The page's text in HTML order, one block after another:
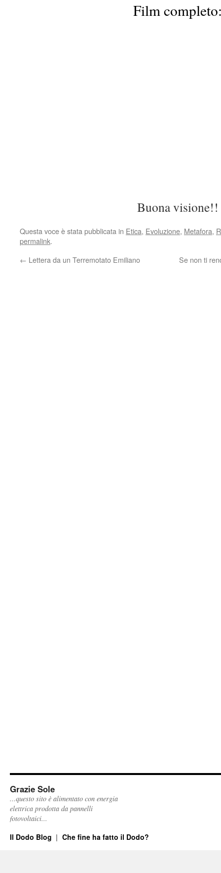
Film
Buona visione!!
Questa voce è stata pubblicata in Etica, Evoluzione, Metafora,
permalink.
← Lettera da un Terremotato Emiliano Se non ti
Grazie Sole
...questo sito è alimentato con energia
elettrica prodotta da pannelli
fotovoltaici...
Il Dodo Blog Che fine ha fatto il Dodo?